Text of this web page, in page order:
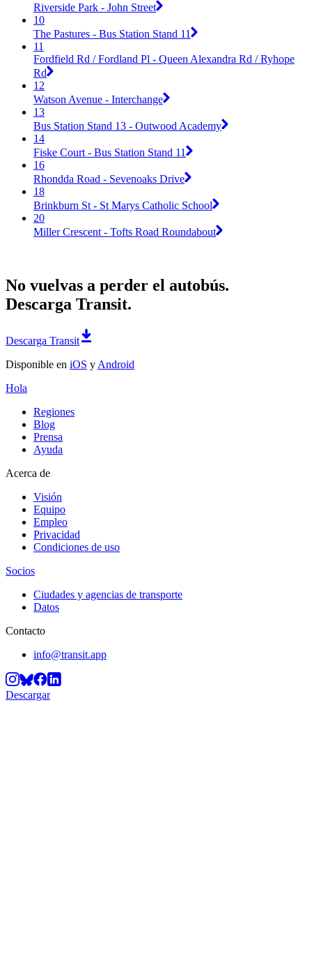
Riverside Park - John Street
10
The Pastures - Bus Station Stand 11
11
Fordfield Rd / Fordland Pl - Queen Alexandra Rd / Ryhope
Rd
12
Watson Avenue - Interchange
13
Bus Station Stand 13 - Outwood Academy
14
Fiske Court - Bus Station Stand 11
16
Rhondda Road - Sevenoaks Drive
18
Brinkburn St - St Marys Catholic School
20
Miller Crescent - Tofts Road Roundabout
No vuelvas a perder el autobús.
Descarga Transit.
Descarga Transit
Disponible en iOS y Android
Hola
Regiones
Blog
Prensa
Ayuda
Acerca de
Visión
Equipo
Empleo
Privacidad
Condiciones de uso
Socios
Ciudades y agencias de transporte
Datos
Contacto
info@transit.app
Descargar